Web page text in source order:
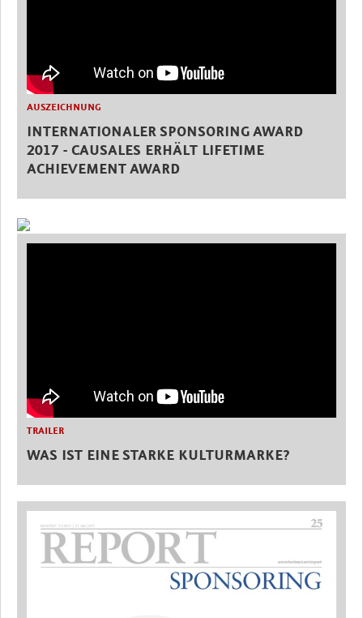
AUSZEICHNUNG
INTERNATIONALER SPONSORING AWARD
2017 - CAUSALES ERHÄLT LIFETIME
ACHIEVEMENT AWARD
TRAILER
WAS IST EINE STARKE KULTURMARKE?